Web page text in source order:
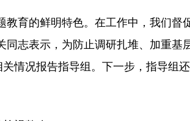
教育的鲜明特色。在工作中，我们
同志表示，为防止调研扎堆、加重
情况报告指导组。下一步，指导组